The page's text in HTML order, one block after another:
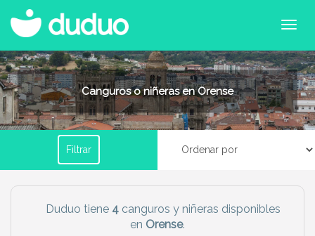
Canguros o niñeras en Orense
Filtrar
Filtrar por horario
Tu dudú ideal
Chico Chica
Más servicio del dudú
Duduo tiene 4canguros y niñeras disponibles
en Orense.